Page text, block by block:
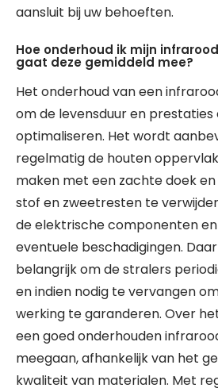
aansluit bij uw behoeften.
Hoe onderhoud ik mijn
gaat deze gemiddeld mee?
Het onderhoud van een
om de levensduur en
optimaliseren. Het wordt
regelmatig de houten
maken met een zachte doek
stof en zweetresten te
de elektrische componenten
eventuele beschadigingen.
belangrijk om de stralers
en indien nodig te vervangen
werking te garanderen. Over
een goed onderhouden
meegaan, afhankelijk van het
kwaliteit van materialen. Met